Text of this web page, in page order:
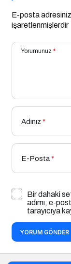
E-posta
işaretlenmişlerdir
Yorumunuz *
Adınız *
E-Posta*
Bir dahaki
adımı, e-
tarayıcıya
YORUM GÖNDER